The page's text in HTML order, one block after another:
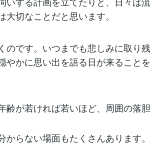
切なことだと思います。
のです。いつまでも悲しみに取り
やかに思い出を語る日が来ること
齢が若ければ若いほど、周囲の落
らない場面もたくさんあります。